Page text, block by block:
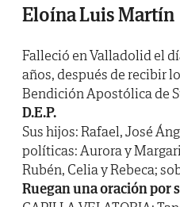
Eloína Luis Martín
Falleció en Valladolid el
años, después de recibir
Bendición Apostólica de
D.E.P.
Sus hijos: Rafael, José
políticas: Aurora y
Rubén, Celia y Rebeca;
Ruegan una oración por